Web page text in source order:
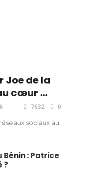
Joe de la
cœur ...
7632 0
sociaux au
Bénin : Patrice
?